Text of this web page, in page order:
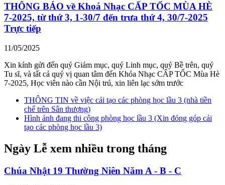
THÔNG BÁO về Khoá Nhạc CẤP TỐC MÙA HÈ
7-2025, từ thứ 3, 1-30/7 đến trưa thứ 4, 30/7-2025
Trực tiếp
11/05/2025
Xin kính gửi đến quý Giám mục, quý Linh mục, quý Bề trên, quý
Tu sĩ, và tất cả quý vị quan tâm đến Khóa Nhạc CẤP TỐC Mùa Hè
7-2025, Học viên nào cần Nội trú, xin liên lạc sớm trước
THÔNG TIN về việc cải tạo các phòng học lầu 3 (nhà tiền
chế trên Sân thượng)
Hình ảnh đang thi công phòng học lầu 3 (Xin đóng góp cải
tạo các phòng học lầu 3)
Ngày Lễ xem nhiều trong tháng
Chúa Nhật 19 Thường Niên Năm A - B - C